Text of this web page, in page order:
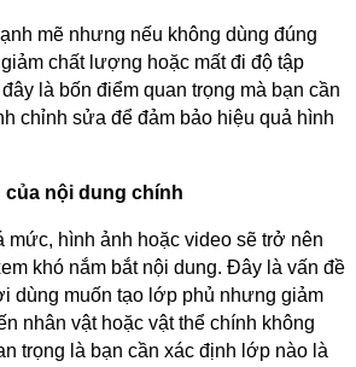
mẽ nhưng nếu không dùng đúng
chất lượng hoặc mất đi độ tập
là bốn điểm quan trọng mà bạn cần
chỉnh sửa để đảm bảo hiệu quả hình
nội dung chính
mức, hình ảnh hoặc video sẽ trở nên
khó nắm bắt nội dung. Đây là vấn đề
dùng muốn tạo lớp phủ nhưng giảm
nhân vật hoặc vật thể chính không
trọng là bạn cần xác định lớp nào là